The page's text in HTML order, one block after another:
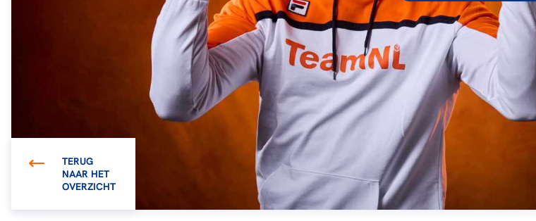
TERUG
NAAR HET
OVERZICHT